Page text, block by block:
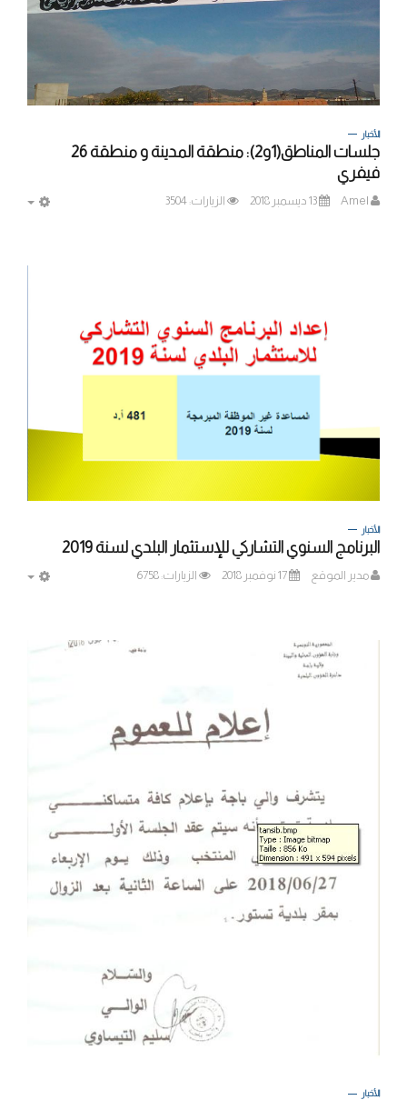
الأخبار
جلسات المناطق(1و2): منطقة المدينة و منطقة 26
فيفري
Amel 13 ديسمبر 2018 الزيارات: 3504
الأخبار
البرنامج السنوي التشاركي للإستثمار البلدي لسنة 2019
مدير الموقع 17 نوفمبر 2018 الزيارات: 6758
الأخبار